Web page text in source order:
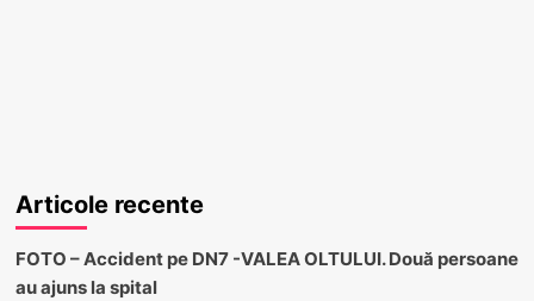
Articole recente
FOTO – Accident pe DN7 -VALEA OLTULUI. Două persoane
au ajuns la spital